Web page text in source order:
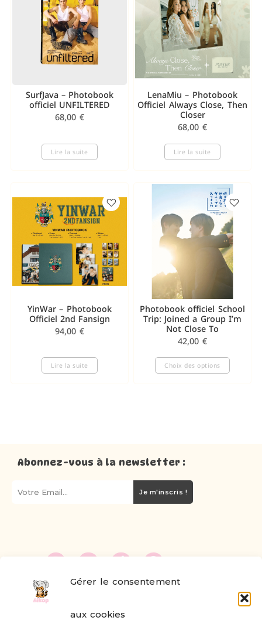
Gérer le consentement
aux cookies
SurfJava – Photobook
officiel UNFILTERED
68,00 €
Lire la suite
LenaMiu – Photobook
Officiel Always Close, Then
Closer
68,00 €
Lire la suite
YinWar – Photobook
Officiel 2nd Fansign
94,00 €
Lire la suite
Photobook officiel School
Trip: Joined a Group I’m
Not Close To
42,00 €
Choix des options
Abonnez-vous à la newsletter :
Je m'inscris !